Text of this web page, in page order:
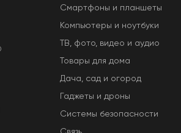
Смартфоны и планшеты
Компьютеры и ноутбуки
ТВ, фото, видео и аудио
Товары для дома
Дача, сад и огород
Гаджеты и дроны
Системы безопасности